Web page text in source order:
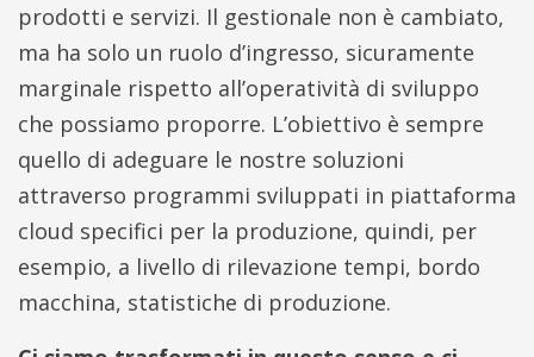
prodotti e servizi. Il gestionale non è cambiato,
ma ha solo un ruolo d’ingresso, sicuramente
marginale rispetto all’operatività di sviluppo
che possiamo proporre. L’obiettivo è sempre
quello di adeguare le nostre soluzioni
attraverso programmi sviluppati in piattaforma
cloud specifici per la produzione, quindi, per
esempio, a livello di rilevazione tempi, bordo
macchina, statistiche di produzione.